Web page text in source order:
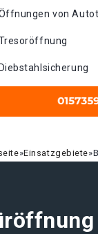
von
Diebstahlsicherung
»Einsatzgebiete»